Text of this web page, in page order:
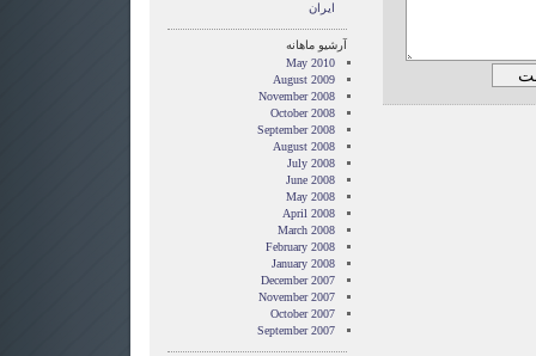
ایران
آرشیو ماهانه
May 2010
August 2009
November 2008
October 2008
September 2008
August 2008
July 2008
June 2008
May 2008
April 2008
March 2008
February 2008
January 2008
December 2007
November 2007
October 2007
September 2007